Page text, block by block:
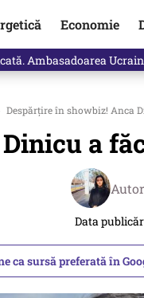
Economie
Ambasadoarea
Despărțire în showbiz! Anca
a
Data
ca sursă preferată în